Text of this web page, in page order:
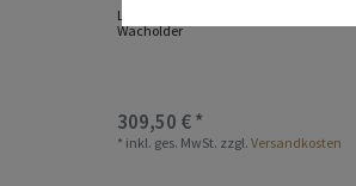
Laguiole en Aubrac Tranchierbesteck -
Wacholder
309,50 € *
* inkl. ges. MwSt. zzgl.Versandkosten